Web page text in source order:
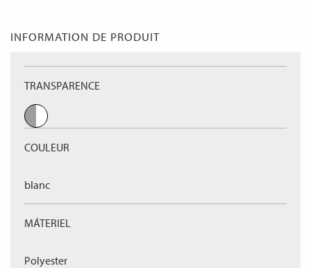
INFORMATION DE PRODUIT
TRANSPARENCE
COULEUR
blanc
MÁTERIEL
Polyester